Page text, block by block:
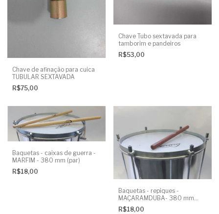
Chave de afinação para cuica
TUBULAR SEXTAVADA
R$75,00
Chave Tubo sextavada para
tamborim e pandeiros
R$53,00
Baquetas - caixas de guerra -
MARFIM - 380 mm (par)
R$18,00
Baquetas - repiques -
MAÇARAMDUBA- 380 mm
(par)
R$18,00